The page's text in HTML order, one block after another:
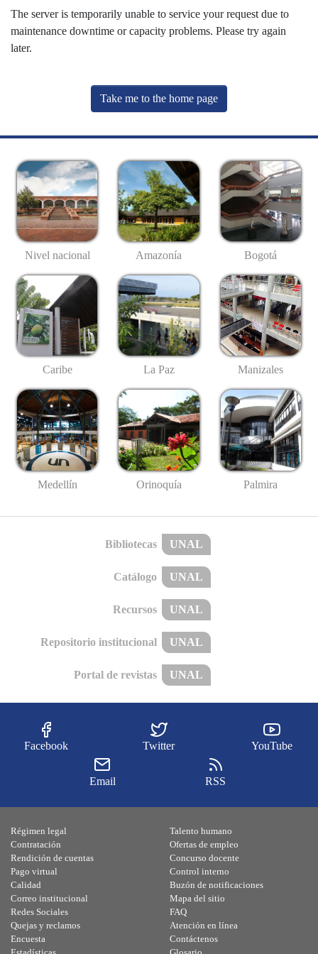
The server is temporarily unable to service your request due to
maintenance downtime or capacity problems. Please try again
later.
Take me to the home page
Nivel nacional Amazonía Bogotá
Caribe La Paz Manizales
Medellín Orinoquía Palmira
Bibliotecas UNAL
Catálogo UNAL
Recursos UNAL
Repositorio institucional UNAL
Portal de revistas UNAL
Facebook Twitter YouTube
Email RSS
Régimen legal
Contratación
Rendición de cuentas
Pago virtual
Calidad
Talento humano
Ofertas de empleo
Concurso docente
Control interno
Buzón de notificaciones
Correo institucional
Redes Sociales
Quejas y reclamos
Encuesta
Mapa del sitio
FAQ
Atención en línea
Contáctenos